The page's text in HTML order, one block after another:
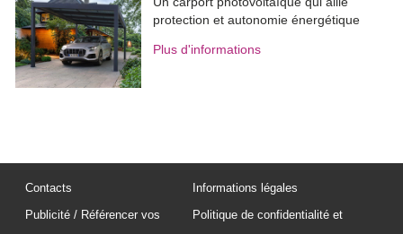
protection et autonomie énergétique
Plus d'informations
Contacts
Publicité / Référencer vos
Informations légales
Politique de confidentialité et